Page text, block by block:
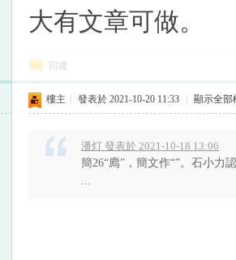
大有文章可做。
回復
樓主 發表於 2021-10-20 11:33 顯示全部
潘灯 發表於 2021-10-18 13:06
簡26“廌”，簡文作“”。石小力
...